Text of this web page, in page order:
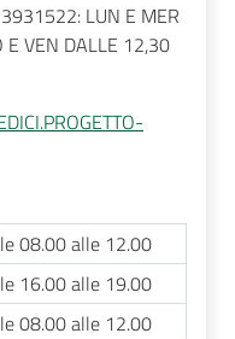
LUN E MER
VEN DALLE 12,30
08.00 alle 12.00
16.00 alle 19.00
08.00 alle 12.00